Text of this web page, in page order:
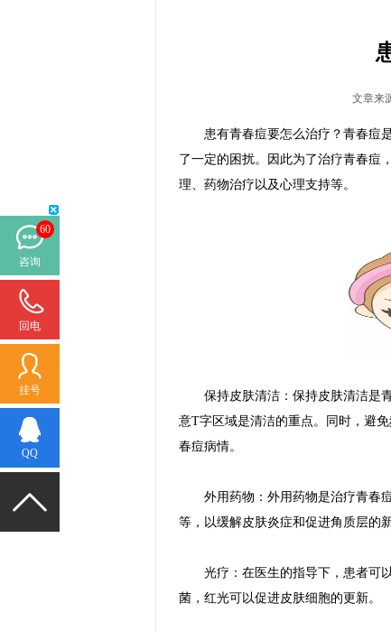
文章来
患有青春痘要怎么治疗？青春痘是
了一定的困扰。因此为了治疗青春痘
理、药物治疗以及心理支持等。
保持皮肤清洁：保持皮肤清洁是青
意T字区域是清洁的重点。同时，避
春痘病情。
外用药物：外用药物是治疗青春痘
等，以缓解皮肤炎症和促进角质层的
光疗：在医生的指导下，患者可以
菌，红光可以促进皮肤细胞的更新。
60
咨询
回电
挂号
QQ